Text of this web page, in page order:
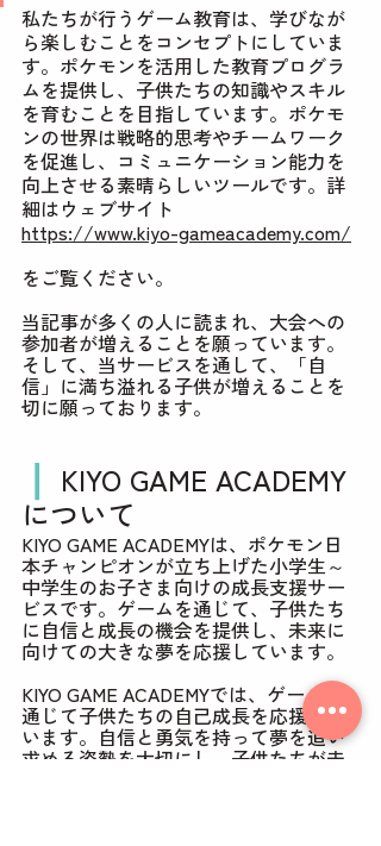
私たちが行うゲーム教育は、学びなが
ら楽しむことをコンセプトにしていま
す。ポケモンを活用した教育プログラ
ムを提供し、子供たちの知識やスキル
を育むことを目指しています。ポケモ
ンの世界は戦略的思考やチームワーク
を促進し、コミュニケーション能力を
向上させる素晴らしいツールです。詳
細はウェブサイト
https://www.kiyo-gameacademy.com/
をご覧ください。
当記事が多くの人に読まれ、大会への
参加者が増えることを願っています。
そして、当サービスを通して、「自
信」に満ち溢れる子供が増えることを
切に願っております。
❘ KIYO GAME ACADEMY
について
KIYO GAME ACADEMYは、ポケモン日
本チャンピオンが立ち上げた小学生～
中学生のお子さま向けの成長支援サー
ビスです。ゲームを通じて、子供たち
に自信と成長の機会を提供し、未来に
向けての大きな夢を応援しています。
KIYO GAME ACADEMYでは、ゲームを
通じて子供たちの自己成長を応援して
います。自信と勇気を持って夢を追い
求める姿勢を大切にし、子供たちが未